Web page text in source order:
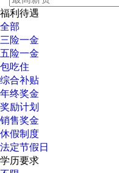
福利待遇
全部
三险一金
五险一金
包吃住
综合补贴
年终奖金
奖励计划
销售奖金
休假制度
法定节假日
学历要求